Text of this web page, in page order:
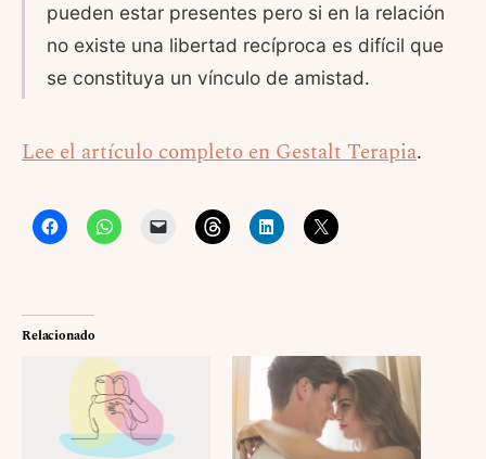
pueden estar presentes pero si en la relación
no existe una libertad recíproca es difícil que
se constituya un vínculo de amistad.
Lee el artículo completo en Gestalt Terapia.
Relacionado